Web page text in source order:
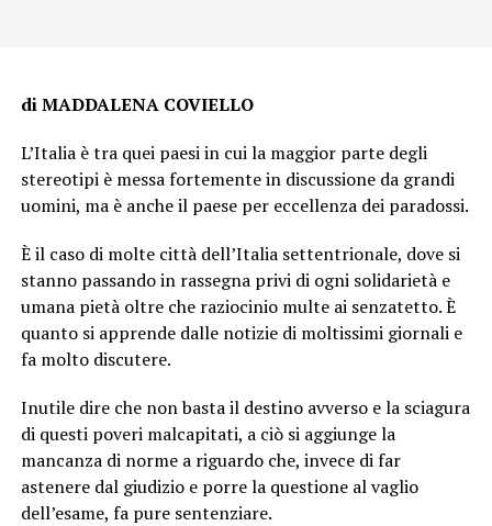
di MADDALENA COVIELLO
L’Italia è tra quei paesi in cui la maggior parte degli
stereotipi è messa fortemente in discussione da grandi
uomini, ma è anche il paese per eccellenza dei paradossi.
È il caso di molte città dell’Italia settentrionale, dove si
stanno passando in rassegna privi di ogni solidarietà e
umana pietà oltre che raziocinio multe ai senzatetto. È
quanto si apprende dalle notizie di moltissimi giornali e
fa molto discutere.
Inutile dire che non basta il destino avverso e la sciagura
di questi poveri malcapitati, a ciò si aggiunge la
mancanza di norme a riguardo che, invece di far
astenere dal giudizio e porre la questione al vaglio
dell’esame, fa pure sentenziare.